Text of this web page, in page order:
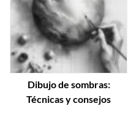
Dibujo de sombras:
Técnicas y consejos